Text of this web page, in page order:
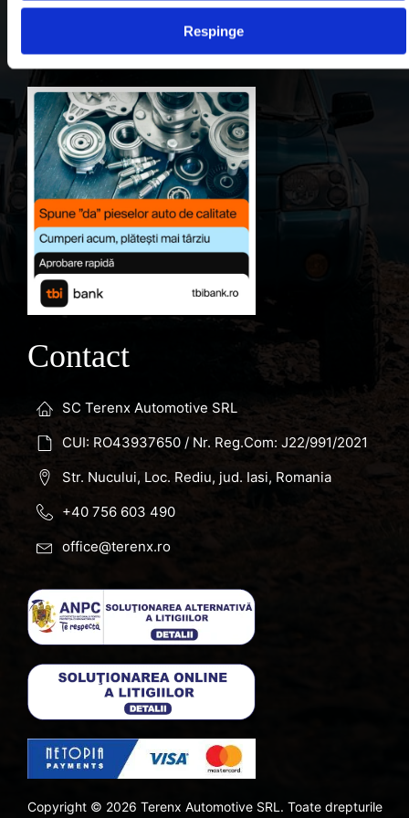
Respinge
Favorite
Contact
SC Terenx Automotive SRL
CUI: RO43937650 / Nr. Reg.Com: J22/991/2021
Str. Nucului, Loc. Rediu, jud. Iasi, Romania
+40 756 603 490
office@terenx.ro
Copyright © 2026 Terenx Automotive SRL. Toate drepturile